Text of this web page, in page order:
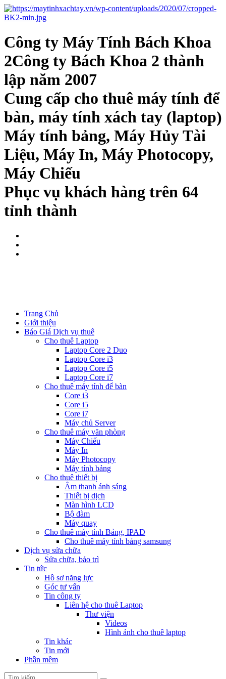
Công ty Máy Tính Bách Khoa
2Công ty Bách Khoa 2 thành
lập năm 2007
Cung cấp cho thuê máy tính để
bàn, máy tính xách tay (laptop)
Máy tính bảng, Máy Hủy Tài
Liệu, Máy In, Máy Photocopy,
Máy Chiếu
Phục vụ khách hàng trên 64
tỉnh thành
Trang Chủ
Giới thiệu
Báo Giá Dịch vụ thuê
Cho thuê Laptop
Laptop Core 2 Duo
Laptop Core i3
Laptop Core i5
Laptop Core i7
Cho thuê máy tính để bàn
Core i3
Core i5
Core i7
Máy chủ Server
Cho thuê máy văn phòng
Máy Chiếu
Máy In
Máy Photocopy
Máy tính bảng
Cho thuê thiết bị
Âm thanh ánh sáng
Thiết bị dịch
Màn hình LCD
Bộ đàm
Máy quay
Cho thuê máy tính Bảng, IPAD
Cho thuê máy tính bảng samsung
Dịch vụ sửa chữa
Sửa chữa, bảo trì
Tin tức
Hồ sơ năng lực
Góc tư vấn
Tin công ty
Liên hệ cho thuê Laptop
Thư viện
Videos
Hình ảnh cho thuê laptop
Tin khác
Tin mới
Phần mềm